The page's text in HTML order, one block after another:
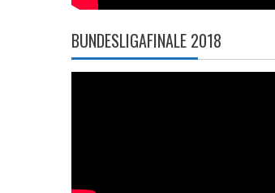
BUNDESLIGAFINALE 2018